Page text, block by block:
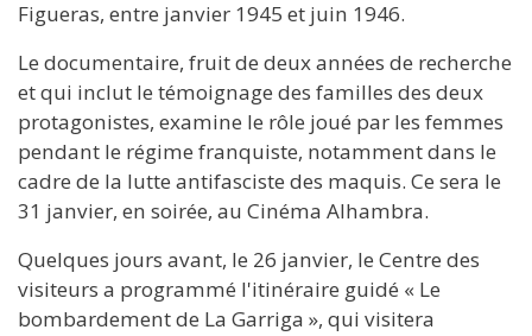
Figueras, entre janvier 1945 et juin 1946.
Le documentaire, fruit de deux années de recherche
et qui inclut le témoignage des familles des deux
protagonistes, examine le rôle joué par les femmes
pendant le régime franquiste, notamment dans le
cadre de la lutte antifasciste des maquis. Ce sera le
31 janvier, en soirée, au Cinéma Alhambra.
Quelques jours avant, le 26 janvier, le Centre des
visiteurs a programmé l'itinéraire guidé « Le
bombardement de La Garriga », qui visitera